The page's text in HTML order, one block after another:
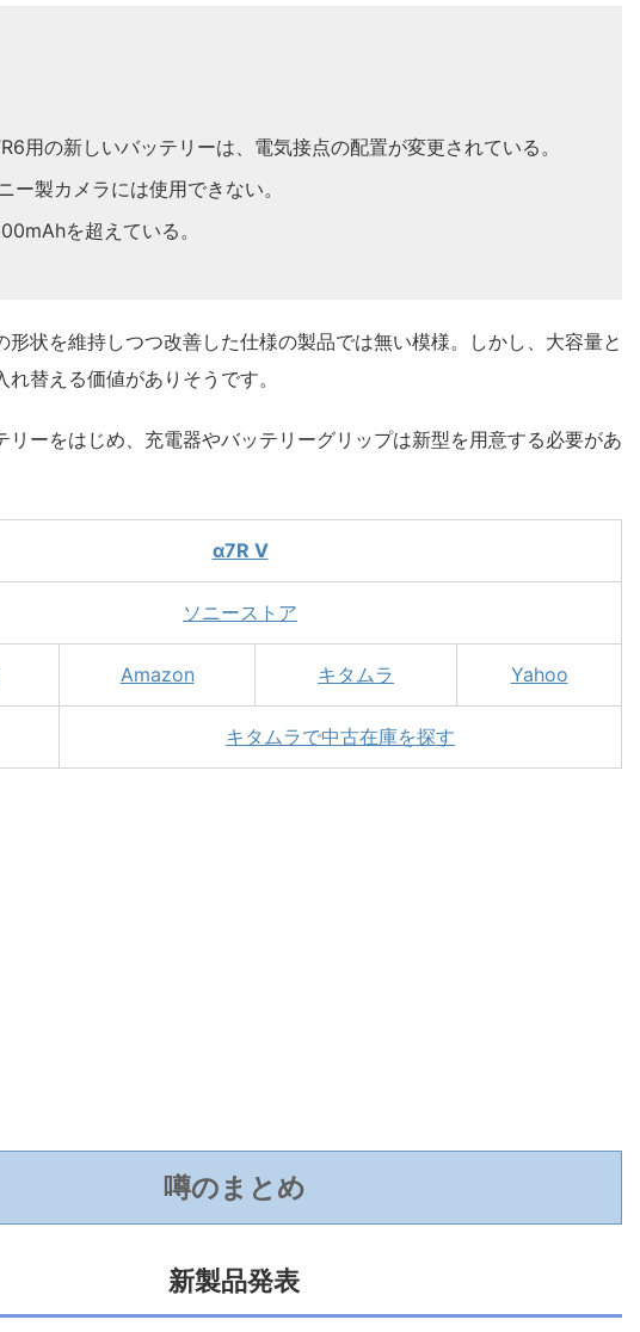
用の新しいバッテリーは、電気接点の配置が変更されている。
ー製カメラには使用できない。
を超えている。
形状を維持しつつ改善した仕様の製品では無い模様。しかし、大容量と
替える価値がありそうです。
リーをはじめ、充電器やバッテリーグリップは新型を用意する必要があ
α7R V
ソニーストア
Amazon キタムラ Yahoo
キタムラで中古在庫を探す
噂のまとめ
新製品発表